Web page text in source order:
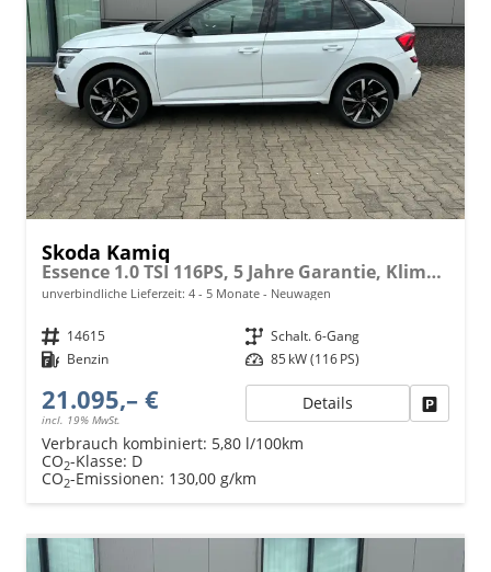
Skoda Kamiq
Essence 1.0 TSI 116PS, 5 Jahre Garantie, Klimaanlage, Radio 8"/Bluetooth, Parksensoren hinten, LED-Scheinwerfer, Dachreling, Virtual Cockpit
unverbindliche Lieferzeit: 4 - 5 Monate Neuwagen
Fahrzeugnr. 14615 Getriebe Schalt. 6-Gang
Kraftstoff Benzin Leistung 85 kW (116 PS)
21.095,– €
incl. 19% MwSt.
Details
Verbrauch kombiniert: 5,80 l/100km
CO2-Klasse: D
CO2-Emissionen: 130,00 g/km